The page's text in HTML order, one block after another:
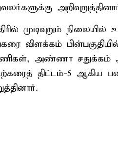
முடிவுறும்
விளக்கம்
அண்ணா சதுக்கம்
திட்டம்-5 ஆகிய